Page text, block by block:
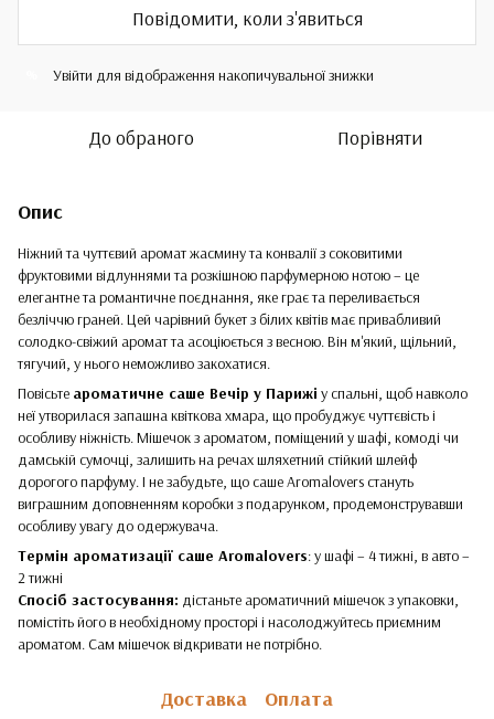
Повідомити, коли з'явиться
Увійти для відображення накопичувальної знижки
До обраного Порівняти
Опис
Ніжний та чуттєвий аромат жасмину та конвалії з соковитими
фруктовими відлуннями та розкішною парфумерною нотою – це
елегантне та романтичне поєднання, яке грає та переливається
безліччю граней. Цей чарівний букет з білих квітів має привабливий
солодко-свіжий аромат та асоціюється з весною. Він м'який, щільний,
тягучий, у нього неможливо закохатися.
Повісьте ароматичне саше Вечір у Парижі у спальні, щоб навколо
неї утворилася запашна квіткова хмара, що пробуджує чуттєвість і
особливу ніжність. Мішечок з ароматом, поміщений у шафі, комоді чи
дамській сумочці, залишить на речах шляхетний стійкий шлейф
дорогого парфуму. І не забудьте, що саше Aromalovers стануть
виграшним доповненням коробки з подарунком, продемонструвавши
особливу увагу до одержувача.
Термін ароматизації саше Aromalovers: у шафі – 4 тижні, в авто –
2 тижні
Спосіб застосування: дістаньте ароматичний мішечок з упаковки,
помістіть його в необхідному просторі і насолоджуйтесь приємним
ароматом. Сам мішечок відкривати не потрібно.
Доставка Оплата